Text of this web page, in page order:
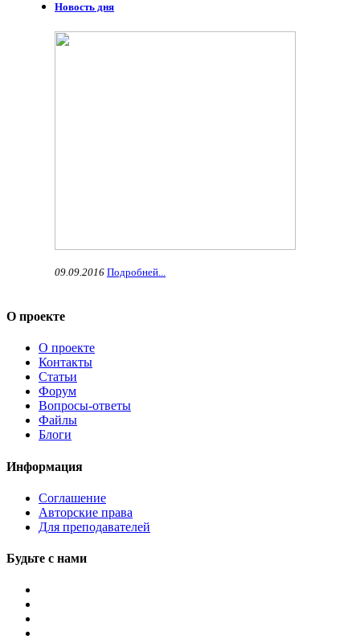
Новость дня
09.09.2016 Подробней...
О проекте
О проекте
Контакты
Статьи
Форум
Вопросы-ответы
Файлы
Блоги
Информация
Соглашение
Авторские права
Для преподавателей
Будьте с нами